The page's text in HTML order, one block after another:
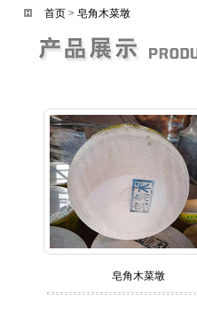
首页> 皂角木菜墩
皂角木菜墩